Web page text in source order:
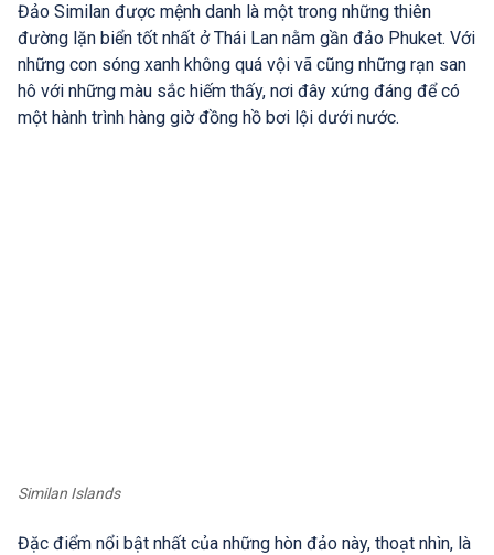
Đảo Similan được mệnh danh là một trong những thiên
đường lặn biển tốt nhất ở Thái Lan nằm gần đảo Phuket. Với
những con sóng xanh không quá vội vã cũng những rạn san
hô với những màu sắc hiếm thấy, nơi đây xứng đáng để có
một hành trình hàng giờ đồng hồ bơi lội dưới nước.
Similan Islands
Đặc điểm nổi bật nhất của những hòn đảo này, thoạt nhìn, là